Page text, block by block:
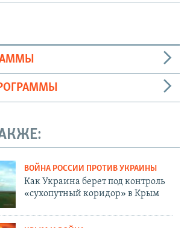
ВОЙНА РОССИИ ПРОТИВ УКРАИНЫ
Как Украина берет под контроль
«сухопутный коридор» в Крым